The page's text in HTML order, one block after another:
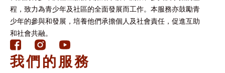
程，致力為青少年及社區的全面發展而工作。本服務亦鼓勵青
少年的參與和發展，培養他們承擔個人及社會責任，促進互助
和社會共融。
我們的服務